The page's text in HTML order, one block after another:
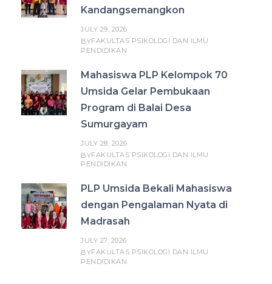
Kandangsemangkon
JULY 29, 2026
BYFAKULTAS PSIKOLOGI DAN ILMU
PENDIDIKAN
Mahasiswa PLP Kelompok 70
Umsida Gelar Pembukaan
Program di Balai Desa
Sumurgayam
JULY 28, 2026
BYFAKULTAS PSIKOLOGI DAN ILMU
PENDIDIKAN
PLP Umsida Bekali Mahasiswa
dengan Pengalaman Nyata di
Madrasah
JULY 27, 2026
BYFAKULTAS PSIKOLOGI DAN ILMU
PENDIDIKAN